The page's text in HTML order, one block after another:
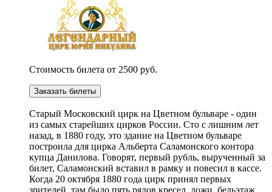
Стоимость билета от 2500 руб.
Заказать билеты
Cтарый Московский цирк на Цветном бульваре - один
из самых старейших цирков России. Сто с лишним лет
назад, в 1880 году, это здание на Цветном бульваре
построила для цирка Альберта Саламонского контора
купца Данилова. Говорят, первый рубль, вырученный за
билет, Саламонский вставил в рамку и повесил в кассе.
Когда 20 октября 1880 года цирк принял первых